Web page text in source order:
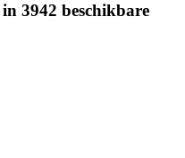
3942 beschikbare